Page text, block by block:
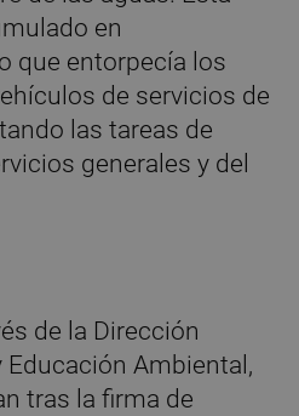
en
que entorpecía los
de servicios de
las tareas de
generales y del
de la Dirección
Educación Ambiental,
tras la firma de